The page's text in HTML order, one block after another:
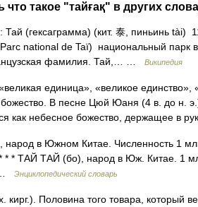
что такое "тайғақ" в других
(гексаграмма) (кит. 泰, пиньинь tài)
national de Taï) национальный парк
фамилия. Тай,… …
Википедия
единица», «великое единство»,
божество. В песне Цюй Юаня (4 в. до н.
как небесное божество, держащее в
в Южном Китае. Численность 1
* * ТАЙ ТАЙ (бо), народ в Юж. Китае. 1
…
Энциклопедический словарь
кирг.). Половина того товара, который